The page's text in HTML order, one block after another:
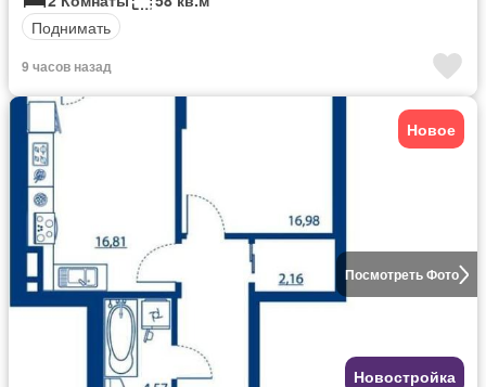
Поднимать
9 часов назад
Посмотреть Фото
Новое
Новостройка